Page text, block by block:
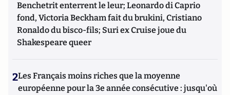
Benchetrit enterrent le leur; Leonardo di Caprio
fond, Victoria Beckham fait du brukini, Cristiano
Ronaldo du bisco-fils; Suri ex Cruise joue du
Shakespeare queer
2Les Français moins riches que la moyenne
européenne pour la 3e année consécutive : jusqu'où